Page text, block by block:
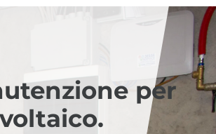
per